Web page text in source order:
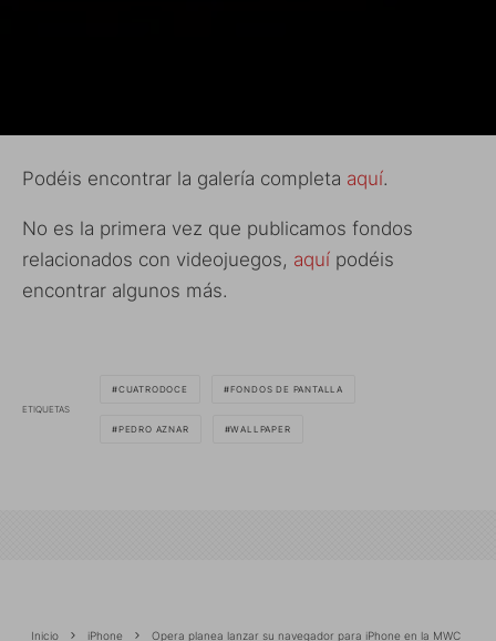
Podéis encontrar la galería completa aquí.
No es la primera vez que publicamos fondos
relacionados con videojuegos, aquí podéis
encontrar algunos más.
ETIQUETAS
CUATRODOCE FONDOS DE PANTALLA
PEDRO AZNAR WALLPAPER
Inicio iPhone Opera planea lanzar su navegador para iPhone en la MWC